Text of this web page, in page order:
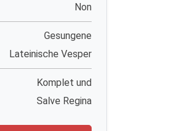
Non
Gesungene
Lateinische Vesper
Komplet und
Salve Regina